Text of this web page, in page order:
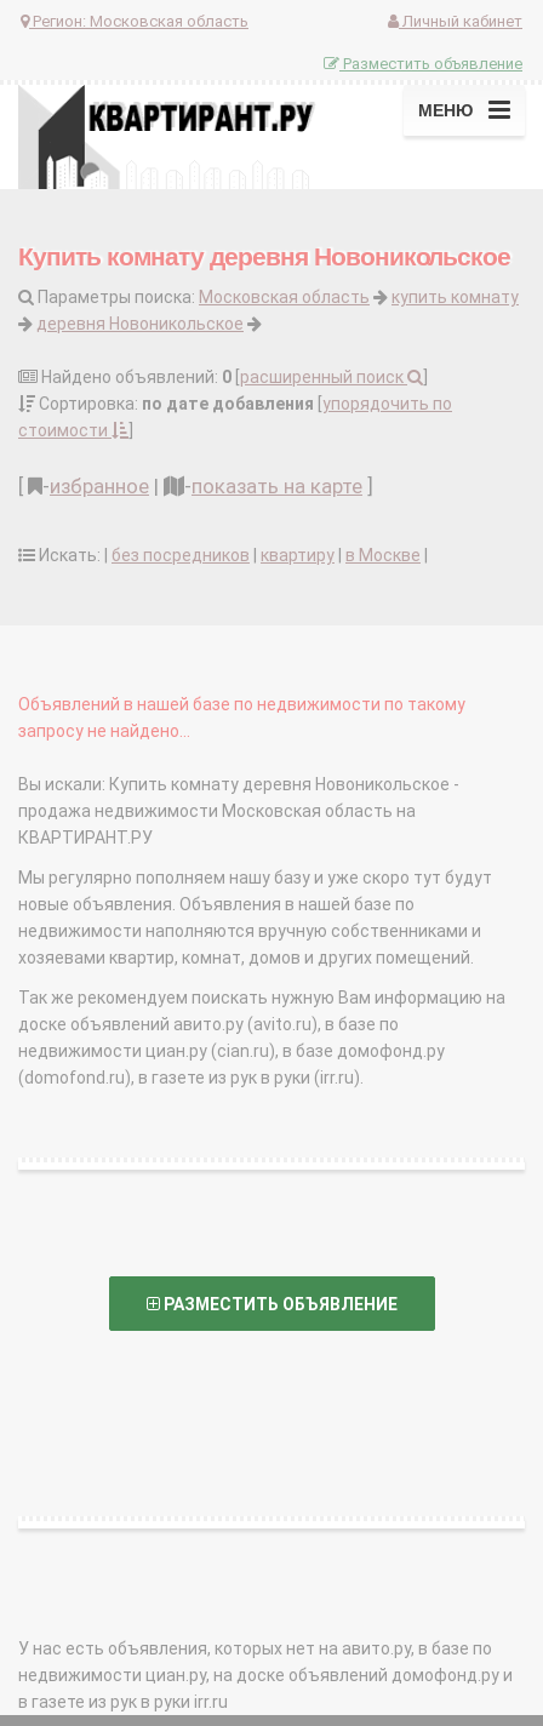
Регион: Московская область Личный кабинет
Разместить объявление
МЕНЮ
Купить комнату деревня Новоникольское
Параметры поиска: Московская область
купить комнату
деревня Новоникольское
Найдено объявлений: 0 расширенный поиск
Сортировка: по дате добавления упорядочить по
стоимости
-избранное | -показать на карте
Искать: | без посредников квартиру в Москве
Объявлений в нашей базе по недвижимости по такому
запросу не найдено...
Вы искали: Купить комнату деревня Новоникольское -
продажа недвижимости Московская область на
КВАРТИРАНТ.РУ
Мы регулярно пополняем нашу базу и уже скоро тут будут
новые объявления. Объявления в нашей базе по
недвижимости наполняются вручную собственниками и
хозяевами квартир, комнат, домов и других помещений.
Так же рекомендуем поискать нужную Вам информацию на
доске объявлений авито.ру (avito.ru), в базе по
недвижимости циан.ру (cian.ru), в базе домофонд.ру
(domofond.ru), в газете из рук в руки (irr.ru).
РАЗМЕСТИТЬ ОБЪЯВЛЕНИЕ
У нас есть объявления, которых нет на авито.ру, в базе по
недвижимости циан.ру, на доске объявлений домофонд.ру и
в газете из рук в руки irr.ru